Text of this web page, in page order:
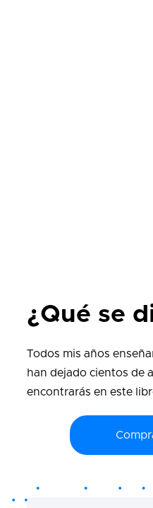
¿Qué se
Todos mis años
han dejado cientos de
encontrarás en este